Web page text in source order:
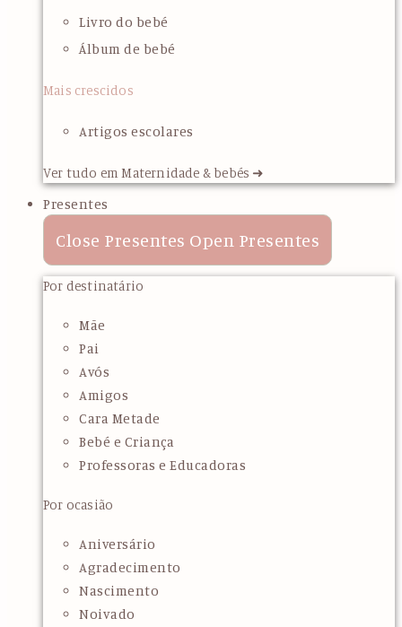
Livro do bebé
Álbum de bebé
Mais crescidos
Artigos escolares
Ver tudo em Maternidade & bebés ➜
Presentes
Close Presentes Open Presentes
Por destinatário
Mãe
Pai
Avós
Amigos
Cara Metade
Bebé e Criança
Professoras e Educadoras
Por ocasião
Aniversário
Agradecimento
Nascimento
Noivado